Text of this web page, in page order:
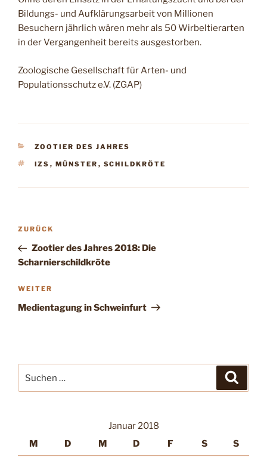
Bildungs- und Aufklärungsarbeit von Millionen
Besuchern jährlich wären mehr als 50 Wirbeltierarten
in der Vergangenheit bereits ausgestorben.
Zoologische Gesellschaft für Arten- und
Populationsschutz e.V. (ZGAP)
KATEGORIEN
ZOOTIER DES JAHRES
SCHLAGWÖRTER
IZS , MÜNSTER , SCHILDKRÖTE
Beitragsnavigation
Vorheriger
Beitrag
ZURÜCK
Zootier des Jahres 2018: Die
Scharnierschildkröte
Nächster
Beitrag
WEITER
Medientagung in Schweinfurt
nach:
Januar 2018
M
D M D F S S